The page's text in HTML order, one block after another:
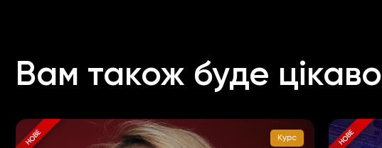
Вам також буде цікаво
НОВЕ Курс НОВЕ